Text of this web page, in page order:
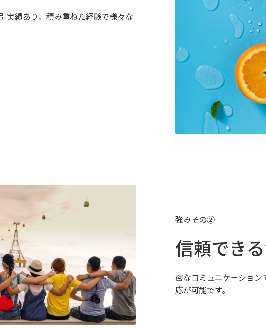
実績あり。積み重ねた経験で様々な
強みその②
信頼でき
密なコミュニケーショ
応が可能です。